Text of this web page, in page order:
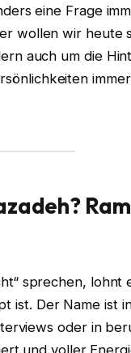
eine Frage
wollen wir heute
auch um die
sprechen, lohnt
ist. Der Name ist
oder in